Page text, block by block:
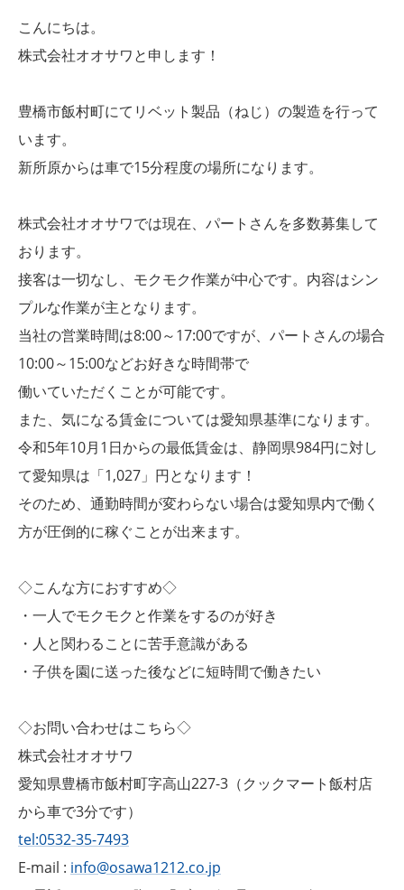
こんにちは。
株式会社オオサワと申します！
豊橋市飯村町にてリベット製品（ねじ）の製造を行って
います。
新所原からは車で15分程度の場所になります。
株式会社オオサワでは現在、パートさんを多数募集して
おります。
接客は一切なし、モクモク作業が中心です。内容はシン
プルな作業が主となります。
当社の営業時間は8:00～17:00ですが、パートさんの場合
10:00～15:00などお好きな時間帯で
働いていただくことが可能です。
また、気になる賃金については愛知県基準になります。
令和5年10月1日からの最低賃金は、静岡県984円に対し
て愛知県は「1,027」円となります！
そのため、通勤時間が変わらない場合は愛知県内で働く
方が圧倒的に稼ぐことが出来ます。
◇こんな方におすすめ◇
・一人でモクモクと作業をするのが好き
・人と関わることに苦手意識がある
・子供を園に送った後などに短時間で働きたい
◇お問い合わせはこちら◇
株式会社オオサワ
愛知県豊橋市飯村町字高山227-3（クックマート飯村店
から車で3分です）
tel:0532-35-7493
E-mail : info@osawa1212.co.jp